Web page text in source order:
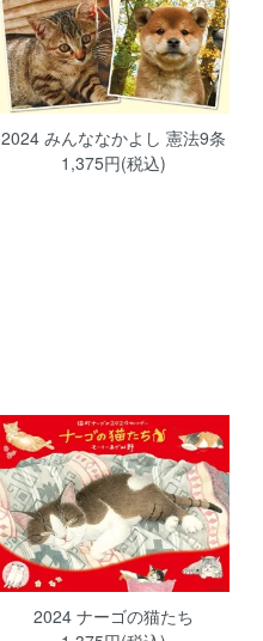
2024 みんななかよし 憲法9条
1,375円(税込)
2024 ナーゴの猫たち